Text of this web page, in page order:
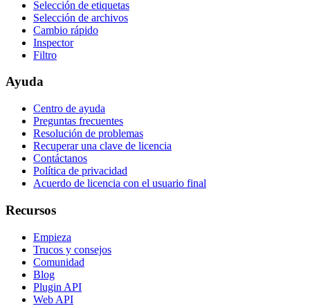
Selección de etiquetas
Selección de archivos
Cambio rápido
Inspector
Filtro
Ayuda
Centro de ayuda
Preguntas frecuentes
Resolución de problemas
Recuperar una clave de licencia
Contáctanos
Política de privacidad
Acuerdo de licencia con el usuario final
Recursos
Empieza
Trucos y consejos
Comunidad
Blog
Plugin API
Web API